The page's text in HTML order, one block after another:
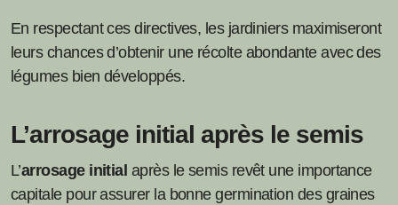
En respectant ces directives, les jardiniers maximiseront
leurs chances d’obtenir une récolte abondante avec des
légumes bien développés.
L’arrosage initial après le semis
L’arrosage initial après le semis revêt une importance
capitale pour assurer la bonne germination des graines